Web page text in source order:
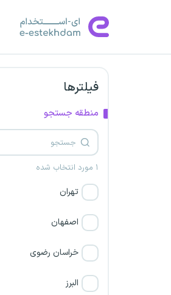
فیلترها
منطقه جستجو
۱ مورد انتخاب شده
تهران
اصفهان
خراسان رضوی
البرز